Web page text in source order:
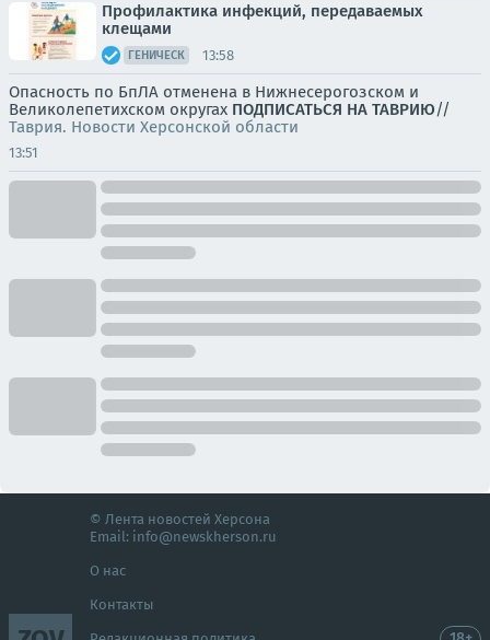
Профилактика инфекций, передаваемых
клещами
ГЕНИЧЕСК 13:58
Опасность по БпЛА отменена в Нижнесерогозском и
Великолепетихском округах ПОДПИСАТЬСЯ НА ТАВРИЮ//
Таврия. Новости Херсонской области
13:51
© Лента новостей Херсона
Email: info@newskherson.ru
О нас
Контакты